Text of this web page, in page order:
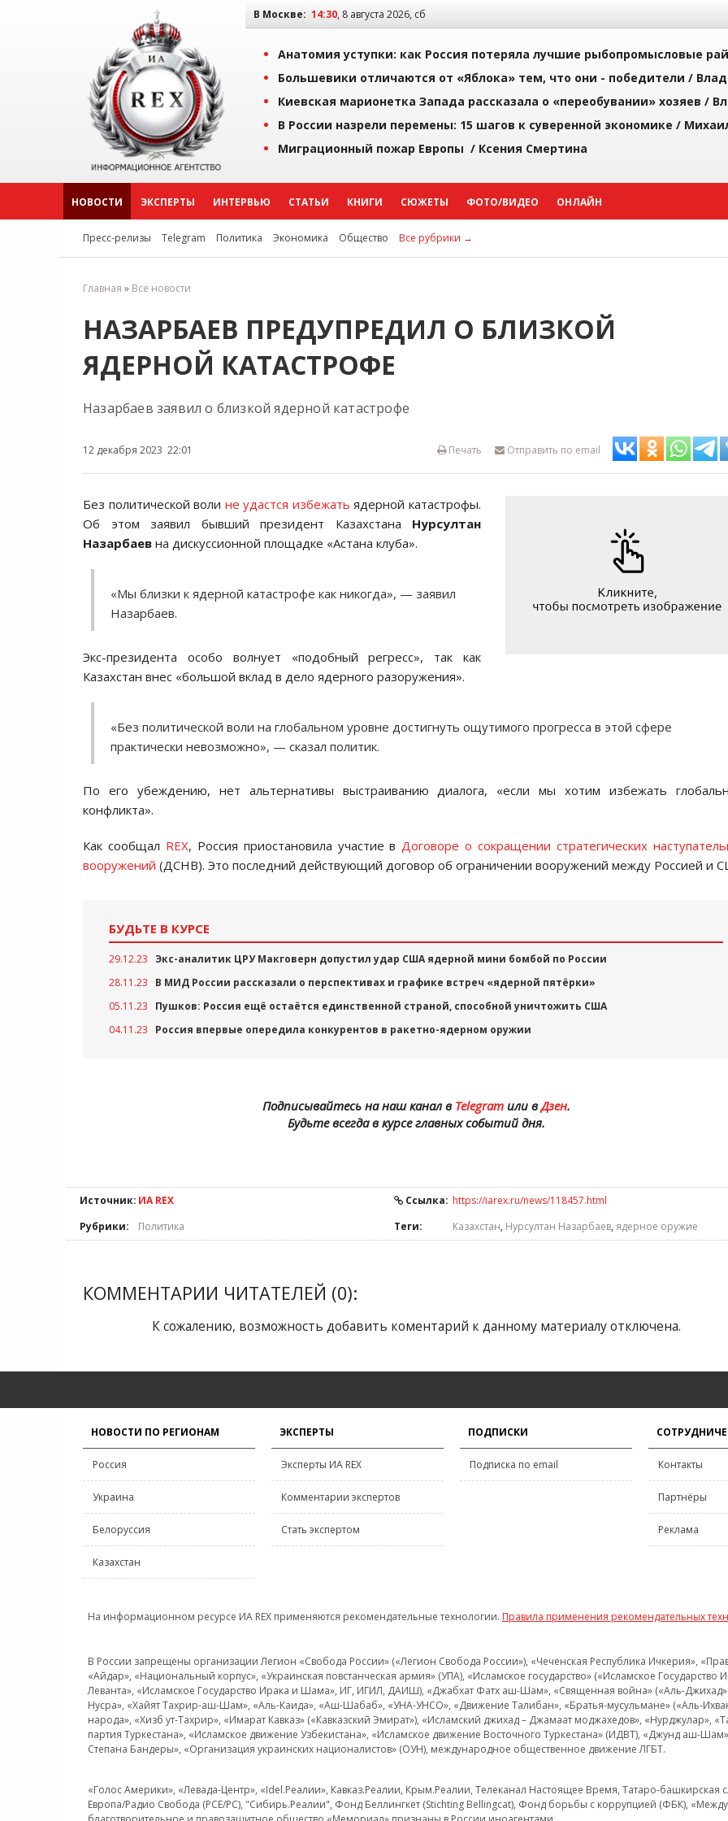
В Москве: 14:30, 8 августа 2026, сб
Анатомия уступки: как Россия потеряла лучшие рыбопромысловые
Большевики отличаются от «Яблока» тем, что они - победители /
Киевская марионетка Запада рассказала о «переобувании» хозяев /
В России назрели перемены: 15 шагов к суверенной экономике /
Миграционный пожар Европы / Ксения Смертина
НОВОСТИ ЭКСПЕРТЫ ИНТЕРВЬЮ СТАТЬИ КНИГИ СЮЖЕТЫ ФОТО/ВИДЕО ОНЛАЙН
Пресс-релизы Telegram Политика Экономика Общество Все рубрики →
Главная » Все новости
НАЗАРБАЕВ ПРЕДУПРЕДИЛ О БЛИЗКОЙ
ЯДЕРНОЙ КАТАСТРОФЕ
Назарбаев заявил о близкой ядерной катастрофе
12 декабря 2023 22:01 Отправить по email
Печать
Без политической воли не удастся избежать ядерной катастрофы.
Об этом заявил бывший президент Казахстана Нурсултан
Назарбаев на дискуссионной площадке «Астана клуба».
«Мы близки к ядерной катастрофе как никогда», — заявил
Назарбаев.
Экс-президента особо волнует «подобный регресс», так как
Казахстан внес «большой вклад в дело ядерного разоружения».
«Без политической воли на глобальном уровне достигнуть ощутимого прогресса в этой сфере
практически невозможно», — сказал политик.
По его убеждению, нет альтернативы выстраиванию диалога, «если мы хотим избежать
конфликта».
Как сообщал REX, Россия приостановила участие вДоговоре о сокращении стратегических
вооружений (ДСНВ). Это последний действующий договор об ограничении вооружений между Россией и
БУДЬТЕ В КУРСЕ
29.12.23
Экс-аналитик ЦРУ Макговерн допустил удар США ядерной мини бомбой по России
28.11.23
В МИД России рассказали о перспективах и графике встреч «ядерной пятёрки»
05.11.23
Пушков: Россия ещё остаётся единственной страной, способной уничтожить США
04.11.23
Россия впервые опередила конкурентов в ракетно-ядерном оружии
Подписывайтесь на наш канал в Telegramили вДзен.
Будьте всегда в курсе главных событий дня.
Источник: ИА REX Ссылка: https://iarex.ru/news/118457.html
Рубрики:
Политика Теги: Казахстан, Нурсултан Назарбаев, ядерное оружие
КОММЕНТАРИИ ЧИТАТЕЛЕЙ (0):
К сожалению, возможность добавить коментарий к данному материалу отключена.
НОВОСТИ ПО РЕГИОНАМ
Россия
Украина
Белоруссия
Казахстан
ЭКСПЕРТЫ
Эксперты ИА REX
Комментарии экспертов
Стать экспертом
ПОДПИСКИ
Подписка по email Контакты
Партнёры
Реклама
На информационном ресурсе ИА REX применяются рекомендательные технологии. Правила применения рекомендательных
В России запрещены организации Легион «Свобода России» («Легион Свобода России»), «Чеченская Республика Ичкерия»,
«Айдар», «Национальный корпус», «Украинская повстанческая армия» (УПА), «Исламское государство» («Исламское
Леванта», «Исламское Государство Ирака и Шама», ИГ, ИГИЛ, ДАИШ), «Джабхат Фатх аш-Шам», «Священная война» («Аль-Джихад»
Нусра», «Хайят Тахрир-аш-Шам», «Аль-Каида», «Аш-Шабаб», «УНА-УНСО», «Движение Талибан», «Братья-мусульмане» («Аль-
народа», «Хизб ут-Тахрир», «Имарат Кавказ» («Кавказский Эмират»), «Исламский джихад – Джамаат моджахедов», «Нурджулар»,
партия Туркестана», «Исламское движение Узбекистана», «Исламское движение Восточного Туркестана» (ИДВТ), «Джунд аш-
Степана Бандеры», «Организация украинских националистов» (ОУН), международное общественное движение ЛГБТ.
«Голос Америки», «Левада-Центр», «Idel.Реалии», Кавказ.Реалии, Крым.Реалии, Телеканал Настоящее Время, Татаро-
Европа/Радио Свобода (PCE/PC), "Сибирь.Реалии", Фонд Беллингкет (Stichting Bellingcat), Фонд борьбы с коррупцией (ФБК),